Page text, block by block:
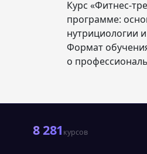
Курс «Фитнес-
программе:
нутрициологии
Формат
о
8 281 курсов